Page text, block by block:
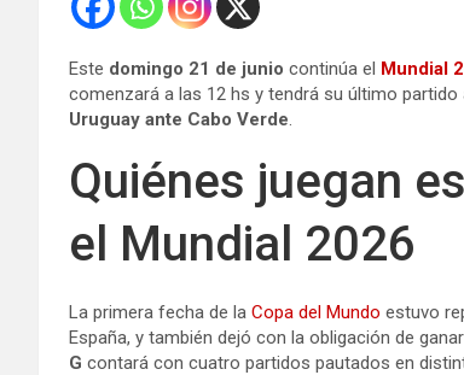
Este domingo 21 de junio continúa el Mundial
comenzará a las 12 hs y tendrá su último
Uruguay ante Cabo Verde.
Quiénes juegan
el Mundial 2026
La primera fecha de la Copa del Mundo estuvo
España, y también dejó con la obligación de
G contará con cuatro partidos pautados en